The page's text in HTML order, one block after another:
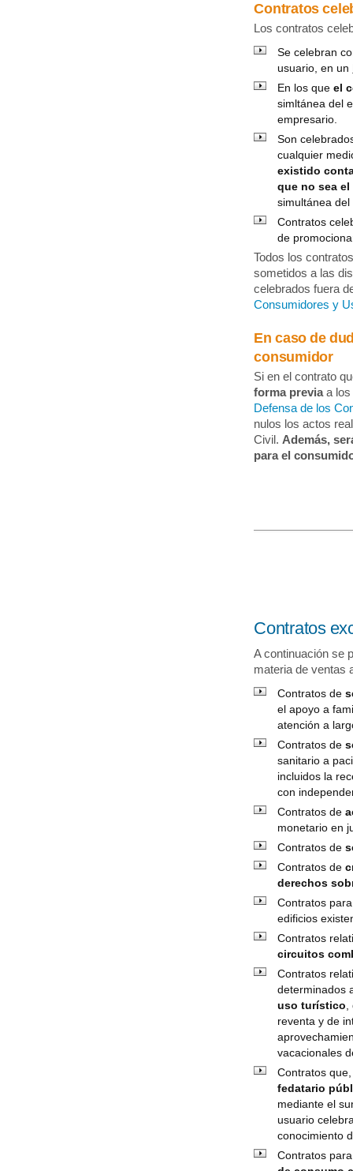
Contratos
Los contratos
Se celebran
usuario, en un
En los queel
simltánea del
empresario.
Son
cualquier
existido
que no sea
simultánea
Contratos
de
Todos los
sometidos a las
celebrados fuera
Consumidores y
En caso de
consumidor
Si en el contrato
forma previaa
Defensa de los
nulos los actos
Civil. Además,
para el
Contratos
A continuación se
materia de ventas
Contratos de
el apoyo a
atención a
Contratos de
sanitario a
incluidos la
con
Contratos de
monetario en
Contratos de
Contratos de
derechos
Contratos
edificios
Contratos
circuitos
Contratos
determinados
uso turístico
reventa y de
vacacionales
Contratos
fedatario
mediante el
usuario
conocimiento
Contratos